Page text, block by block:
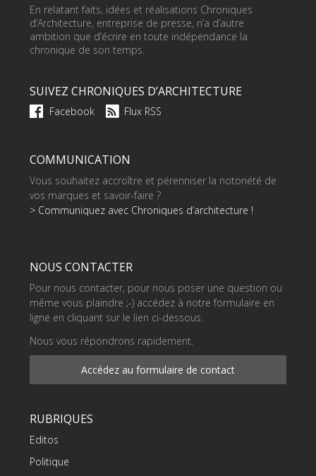
En relatant faits, idées et réalisations Chroniques
d’Architecture, entreprise de presse, n’a d’autre
ambition que d’écrire en toute indépendance la
chronique de son temps.
SUIVEZ CHRONIQUES D’ARCHITECTURE
Facebook Flux RSS
COMMUNICATION
Vous souhaitez accroître et pérenniser la notoriété de
vos marques et savoir-faire ?
> Communiquez avec Chroniques d’architecture !
NOUS CONTACTER
Pour nous contacter, pour nous poser une question ou
même vous plaindre ;-) accédez à notre formulaire en
ligne en cliquant sur le lien ci-dessous.
Nous vous répondrons rapidement.
Accédez au formulaire de contact
RUBRIQUES
Editos
Politique